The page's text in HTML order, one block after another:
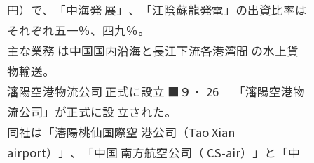
円）で、「中海発 展」、「江陰蘇龍発電」の出資比率は
それぞれ五一％、四九％。
主な業務 は中国国内沿海と長江下流各港湾間 の水上貨
物輸送。
瀋陽空港物流公司 正式に設立 ■９・ 26 「瀋陽空港物
流公司」が正式に設 立された。
同社は「瀋陽桃仙国際空 港公司（Tao Xian
airport）」、「中国 南方航空公司（ CS-air）」と「中